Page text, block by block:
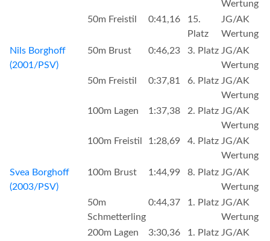
Wertung
50m Freistil
0:41,16
15.
Platz
JG/AK
Wertung
Nils Borghoff
(2001/PSV)
50m Brust 0:46,23 3. Platz JG/AK
Wertung
50m Freistil
0:37,81 6. Platz JG/AK
Wertung
100m Lagen
1:37,38 2. Platz JG/AK
Wertung
100m Freistil
1:28,69 4. Platz JG/AK
Wertung
Svea Borghoff
(2003/PSV)
100m Brust 1:44,99 8. Platz JG/AK
Wertung
50m
Schmetterling
0:44,37 1. Platz JG/AK
Wertung
200m Lagen
3:30,36 1. Platz JG/AK